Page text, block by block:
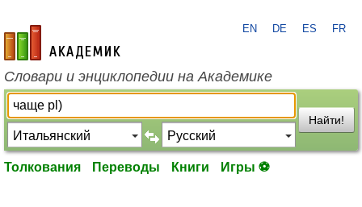
academic.ru
EN DE ES FR
Словари и энциклопедии на Академике
Найти!
Толкования Переводы Книги Игры ⚽